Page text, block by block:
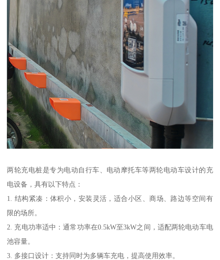
两轮充电桩是专为电动自行车、电动摩托车等两轮电动车设计的充
电设备，具有以下特点：
1. 结构紧凑：体积小，安装灵活，适合小区、商场、路边等空间有
限的场所。
2. 充电功率适中：通常功率在0.5kW至3kW之间，适配两轮电动车电
池容量。
3. 多接口设计：支持同时为多辆车充电，提高使用效率。